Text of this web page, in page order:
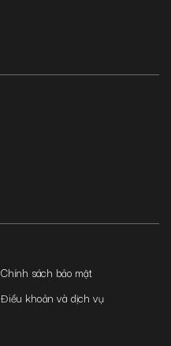
Chính sách bảo mật
Điều khoản và dịch vụ